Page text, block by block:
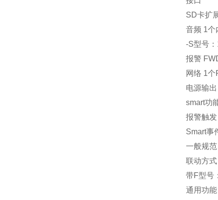
SD卡扩
音频 1个
-S型号
报警
网络 1
电源输
smart功
报警触
Smart事
一般规范
联动方
带F型号
通用功